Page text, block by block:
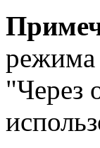
режима
"Через